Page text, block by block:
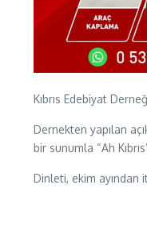
Kıbrıs Edebiyat
Dernekten yapılan
bir sunumla “Ah
Dinleti, ekim